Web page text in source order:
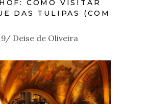
COMO VISITAR
DAS TULIPAS (COM
Deise de Oliveira